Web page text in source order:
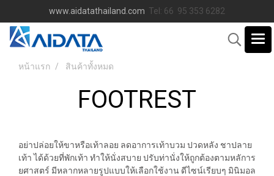
www.aidatathailand.com Tel: 66 95 353 6282
หน้าแรก สินค้าทั้งหมด
FOOTREST
อย่าปล่อยให้ขาหรือเท้าลอย ลดอาการเท้าบวม ปวดหลัง ชาปลาย
เท้า ได้ด้วยที่พักเท้า ทำให้นั่งสบาย ปรับท่านั่งให้ถูกต้องตามหลัการ
ยศาสตร์ มีหลากหลายรูปแบบให้เลือกใช้งาน ดีไซน์เรียบๆ มินิมอล